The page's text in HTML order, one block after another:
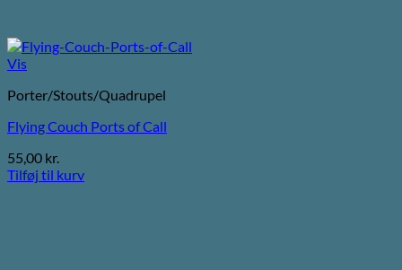
Vis
Porter/Stouts/Quadrupel
Flying Couch Ports of Call
55,00 kr.
Tilføj til kurv